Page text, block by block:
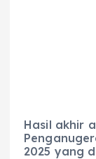
Hasil akhir
2025 yang